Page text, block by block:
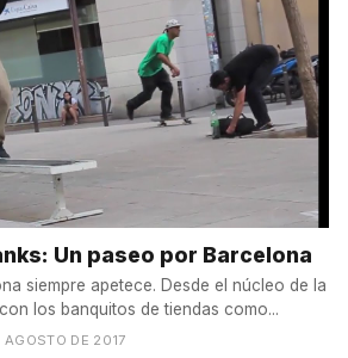
Un paseo por Barcelona
siempre apetece. Desde el núcleo de la
los banquitos de tiendas como...
DE 2017